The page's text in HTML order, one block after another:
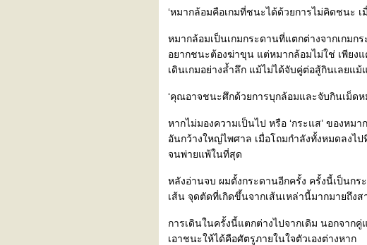
‘หมากล้อมคือเกมที่ชนะได้ด้วยการไม่คิดชนะ
หมากล้อมเป็นเกมกระดานที่แตกต่างจากเกม
อยากชนะต้องฆ่าขุน แต่หมากล้อมไม่ใช่ เพียง
เดินเกมอย่างล้ำลึก แม้ไม่ได้จับคู่ต่อสู้กินเลยแม้
‘คุณอาจชนะศึกด้วยการบุกล้อมและจับกินเม็ด
หากไม่มองความเป็นไป หรือ ‘กระแส’ ของห
อันกว้างใหญ่ไพศาล เมื่อโถมกำลังทั้งหมดลง
จนพ่ายแพ้ในที่สุด
หลังอ่านจบ ผมตั้งกระดานอีกครั้ง ครั้งนี้เป็นก
เส้น จุดตัดที่เกิดขึ้นจากเส้นเหล่านี้มากมายถึงส
การเดินในครั้งนี้แตกต่างไปจากเดิม นอกจาก
เอาชนะให้ได้คือศัตรูภายในใจตัวเองต่างหาก